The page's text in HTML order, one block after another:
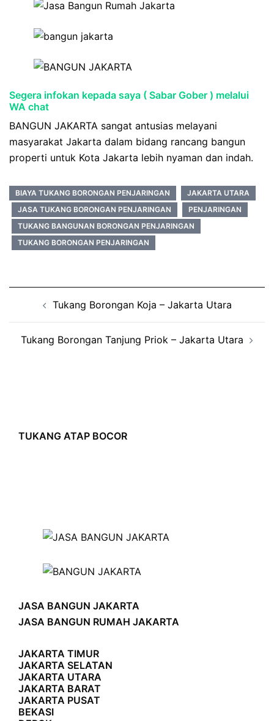
Segera infokan kepada saya ( Sabar Gober ) melalui
WA chat
BANGUN JAKARTA sangat antusias melayani
masyarakat Jakarta dalam bidang rancang bangun
properti untuk Kota Jakarta lebih nyaman dan indah.
BIAYA TUKANG BORONGAN PENJARINGAN
JAKARTA UTARA
JASA TUKANG BORONGAN PENJARINGAN
PENJARINGAN
TUKANG BANGUNAN BORONGAN PENJARINGAN
TUKANG BORONGAN PENJARINGAN
navigationTukang Borongan Koja – Jakarta Utara
Tukang Borongan Tanjung Priok – Jakarta Utara
TUKANG ATAP BOCOR
JASA BANGUN JAKARTA
JASA BANGUN RUMAH JAKARTA
JAKARTA TIMUR
JAKARTA SELATAN
JAKARTA UTARA
JAKARTA BARAT
JAKARTA PUSAT
BEKASI